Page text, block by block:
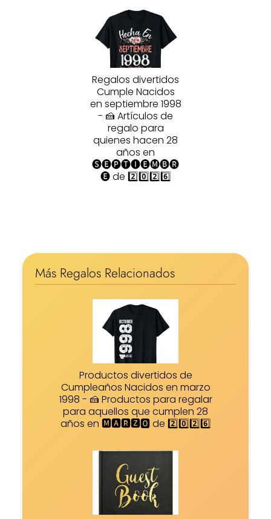
Regalos divertidos
Cumple Nacidos
en septiembre 1998
- 🍰 Artículos de
regalo para
quienes hacen 28
años en
🅢🅔🅟🅣🅘🅔🅜🅑🅡
🅔 de 2️⃣0️⃣2️⃣6️⃣
Más Regalos Relacionados
Productos divertidos de
Cumpleaños Nacidos en marzo
1998 - 🍰 Productos para regalar
para aquellos que cumplen 28
años en 🅼🅰🆁🆉🅾 de 2️⃣0️⃣2️⃣6️⃣